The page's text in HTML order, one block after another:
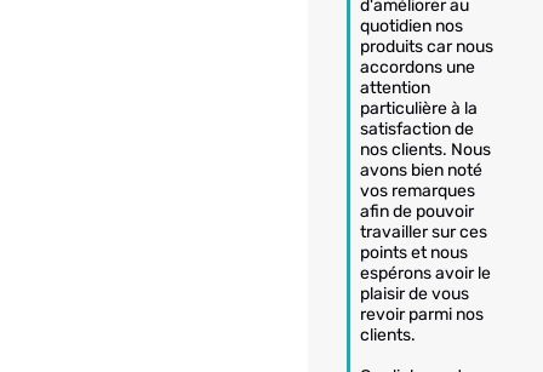
d'améliorer au
quotidien nos
produits car nous
accordons une
attention
particulière à la
satisfaction de
nos clients. Nous
avons bien noté
vos remarques
afin de pouvoir
travailler sur ces
points et nous
espérons avoir le
plaisir de vous
revoir parmi nos
clients.